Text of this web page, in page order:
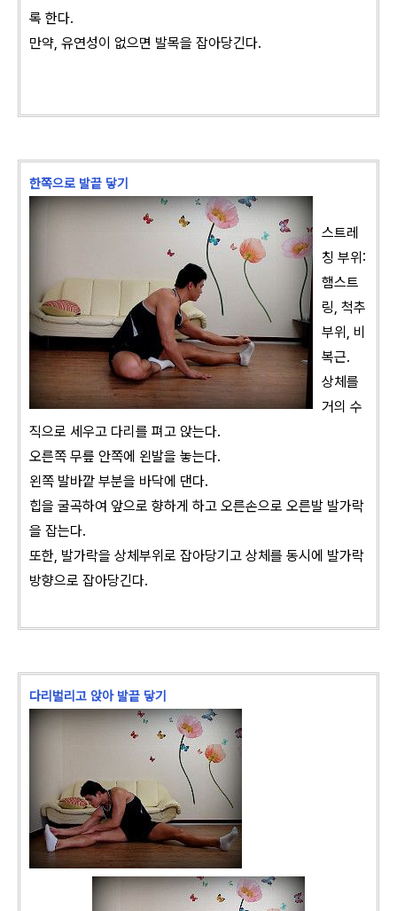
록 한다.
만약, 유연성이 없으면 발목을 잡아당긴다.
한쪽으로 발끝 닿기
스트레
칭 부위:
햄스트
링, 척추
부위, 비
복근.
상체를
거의 수
직으로 세우고 다리를 펴고 앉는다.
오른쪽 무릎 안쪽에 왼발을 놓는다.
왼쪽 발바깥 부분을 바닥에 댄다.
힙을 굴곡하여 앞으로 향하게 하고 오른손으로 오른발 발가락
을 잡는다.
또한, 발가락을 상체부위로 잡아당기고 상체를 동시에 발가락
방향으로 잡아당긴다.
다리벌리고 앉아 발끝 닿기